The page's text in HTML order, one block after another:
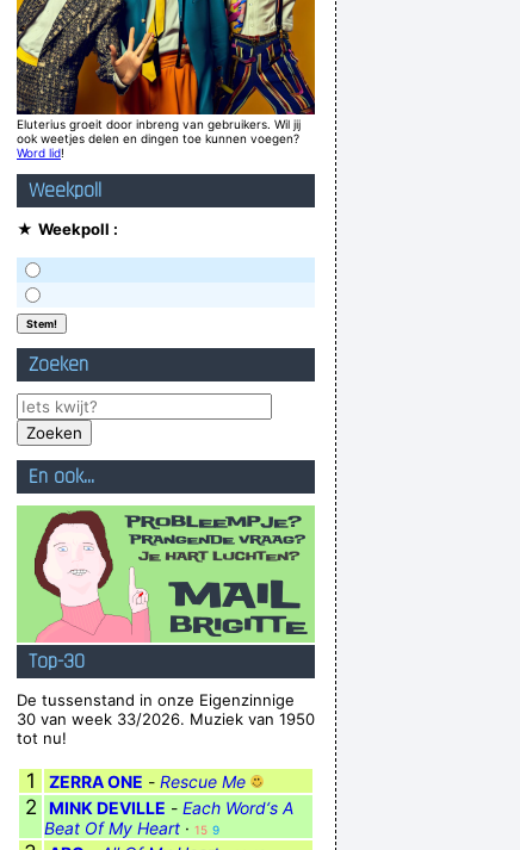
Eluterius groeit door inbreng van gebruikers. Wil jij
ook weetjes delen en dingen toe kunnen voegen?
Word lid!
Weekpoll
★ Weekpoll :
Zoeken
En ook...
Top-30
De tussenstand in onze Eigenzinnige
30 van week 33/2026. Muziek van 1950
tot nu!
1 ZERRA ONE - Rescue Me
2 MINK DEVILLE - Each Word‘s A
Beat Of My Heart · 15 9